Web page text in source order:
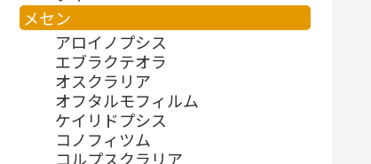
メセン
アロイノプシス
エブラクテオラ
オスクラリア
オフタルモフィルム
ケイリドプシス
コノフィツム
コルプスクラリア